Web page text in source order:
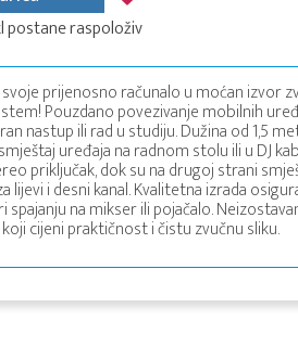
postane raspoloživ
prijenosno računalo u moćan izvor
Pouzdano povezivanje mobilnih
nastup ili rad u studiju. Dužina od 1,5
uređaja na radnom stolu ili u DJ
priključak, dok su na drugoj strani
lijevi i desni kanal. Kvalitetna izrada
spajanju na mikser ili pojačalo.
cijeni praktičnost i čistu zvučnu sliku.